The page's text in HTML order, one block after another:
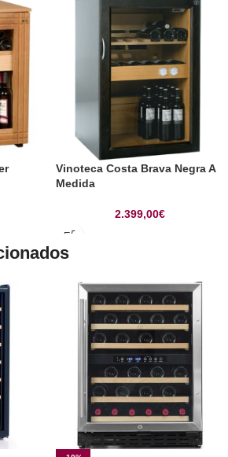
Vinoteca Costa Brava Negra A
Medida
2.399,00€